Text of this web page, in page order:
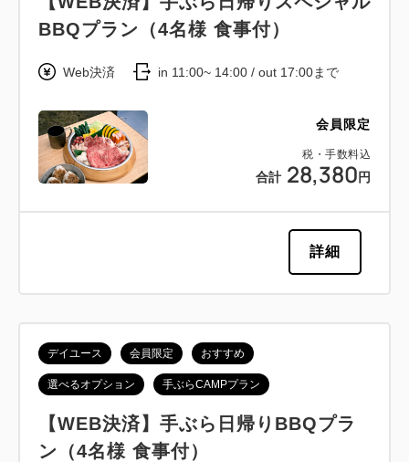
会員限定
税・手数料込
合計 28,380 円
BBQプラン（4名様 食事付）
Web決済 in 11:00~ 14:00 / out 17:00まで
詳細
デイユース 会員限定 おすすめ
選べるオプション 手ぶらCAMPプラン
【WEB決済】手ぶら日帰りBBQプラ
ン（4名様 食事付）